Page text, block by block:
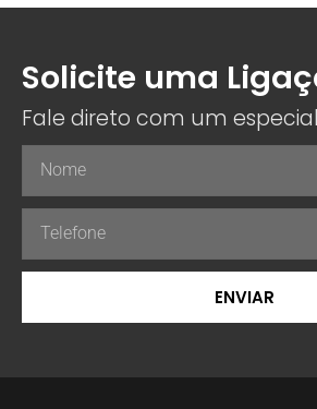
Solicite uma
Fale direto com um
ENVIAR